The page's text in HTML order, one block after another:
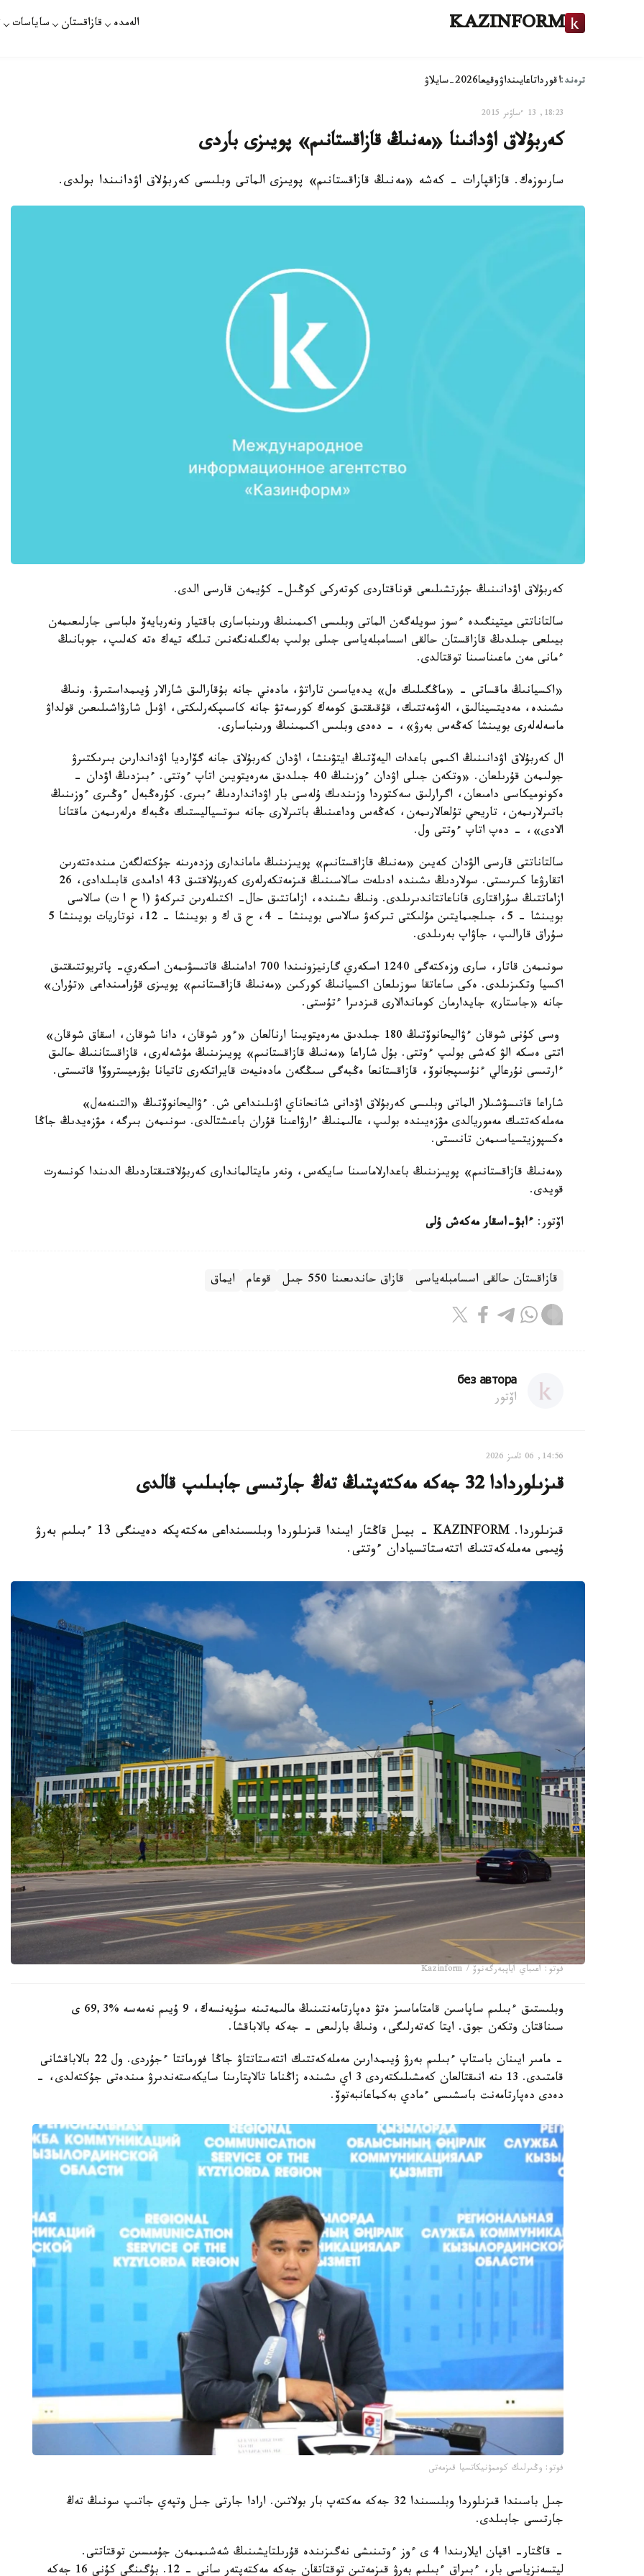
KAZINFORM الەمدە قازاقستان ساياسات
ترەند:اقورداتاعايىنداۋوقيعا2026-سايلاۋ
18:23, 13 ءساۋىر 2015
كەربۇلاق اۋدانىنا «مەنىڭ قازاقستانىم» پويىزى باردى
سارىوزەك. قازاقپارات - كەشە «مەنىڭ قازاقستانىم» پويىزى الماتى وبلىسى كەربۇلاق اۋدانىندا بولدى.
كەربۇلاق اۋدانىنىڭ جۇرتشىلىعى قوناقتاردى كوتەركى كوڭىل- كۇيمەن قارسى الدى.
سالتاناتتى ميتينگىدە ءسوز سويلەگەن الماتى وبلىسى اكىمىنىڭ ورىنباسارى باقتيار ونەربايەۆ ەلباسى جارلىعىمەن
بيىلعى جىلدىڭ قازاقستان حالقى اسسامبلەياسى جىلى بولىپ بەلگىلەنگەنىن تىلگە تيەك ەتە كەلىپ، جوبانىڭ
ءمانى مەن ماعىناسىنا توقتالدى.
«اكسيانىڭ ماقساتى - «ماڭگىلىك ەل» يدەياسىن تاراتۋ، مادەني جانە بۇقارالىق شارالار ۇيىمداستىرۋ. ونىڭ
ىشىندە، مەديتسينالىق، الەۋمەتتىك، قۇقىقتىق كومەك كورسەتۋ جانە كاسىپكەرلىكتى، اۋىل شارۋاشىلىعىن قولداۋ
ماسەلەلەرى بويىنشا كەڭەس بەرۋ»، - دەدى وبلىس اكىمىنىڭ ورىنباسارى.
ال كەربۇلاق اۋدانىنىڭ اكىمى باعدات اليەۆتىڭ ايتۋىنشا، اۋدان كەربۇلاق جانە گۆارديا اۋداندارىن بىرىكتىرۋ
جولىمەن قۇرىلعان. «وتكەن جىلى اۋدان ءوزىنىڭ 40 جىلدىق مەرەيتويىن اتاپ ءوتتى. ءبىزدىڭ اۋدان -
ەكونوميكاسى دامىعان، اگرارلىق سەكتوردا وزىندىك ۇلەسى بار اۋدانداردىڭ ءبىرى. كۇرەڭبەل ءوڭىرى ءوزىنىڭ
باتىرلارىمەن، تاريحي تۇلعالارىمەن، كەڭەس وداعىنىڭ باتىرلارى جانە سوتسياليستىك ەڭبەك ەرلەرىمەن ماقتانا
الادى»، - دەپ اتاپ ءوتتى ول.
سالتاناتتى قارسى الۋدان كەيىن «مەنىڭ قازاقستانىم» پويىزىنىڭ ماماندارى وزدەرىنە جۇكتەلگەن مىندەتتەرىن
اتقارۋعا كىرىستى. سولاردىڭ ىشىندە ادىلەت سالاسىنىڭ قىزمەتكەرلەرى كەربۇلاقتىق 43 ادامدى قابىلدادى، 26
ازاماتتىڭ سۇراقتارى قاناعاتتاندىرىلدى. ونىڭ ىشىندە، ازاماتتىق حال- اكتىلەرىن تىركەۋ (ا ح ا ت) سالاسى
بويىنشا - 5، جىلجىمايتىن مۇلىكتى تىركەۋ سالاسى بويىنشا - 4، ح ق ك و بويىنشا - 12، نوتاريات بويىنشا 5
سۇراق قارالىپ، جاۋاپ بەرىلدى.
سونىمەن قاتار، سارى وزەكتەگى 1240 اسكەري گارنيزونىندا 700 ادامنىڭ قاتىسۋىمەن اسكەري- پاتريوتتىقتىق
اكسيا وتكىزىلدى. ەكى ساعاتقا سوزىلعان اكسيانىڭ كوركىن «مەنىڭ قازاقستانىم» پويىزى قۇرامىنداعى «تۇران»
جانە «جاستار» جايدارمان كوماندالارى قىزدىرا ءتۇستى.
وسى كۇنى شوقان ءۋاليحانوۆتىڭ 180 جىلدىق مەرەيتويىنا ارنالعان «ءور شوقان، دانا شوقان، اسقاق شوقان»
اتتى ەسكە الۋ كەشى بولىپ ءوتتى. بۇل شاراعا «مەنىڭ قازاقستانىم» پويىزىنىڭ مۇشەلەرى، قازاقستاننىڭ حالىق
ءارتىسى نۇرعالي ءنۇسىپجانوۆ، قازاقستانعا ەڭبەگى سىڭگەن مادەنيەت قايراتكەرى تاتيانا بۋرميستروۆا قاتىستى.
شاراعا قاتىسۋشىلار الماتى وبلىسى كەربۇلاق اۋدانى شانحاناي اۋىلىنداعى ش. ءۋاليحانوۆتىڭ «التىنەمەل»
مەملەكەتتىك مەموريالدى مۋزەيىندە بولىپ، عالىمنىڭ ءارۋاعىنا قۇران باعىشتالدى. سونىمەن بىرگە، مۋزەيدىڭ جاڭا
ەكسپوزيتسياسىمەن تانىستى.
«مەنىڭ قازاقستانىم» پويىزىنىڭ باعدارلاماسىنا سايكەس، ونەر مايتالماندارى كەربۇلاقتىقتاردىڭ الدىندا كونسەرت
قويدى.
اۆتور: ءابۋ-اسقار مەكەش ۇلى
قازاقستان حالقى اسسامبلەياسى قازاق حاندىعىنا 550 جىل قوعام ايماق
без автора
اۆتور
14:56, 06 تامىز 2026
قىزىلوردادا 32 جەكە مەكتەپتىڭ تەڭ جارتىسى جابىلىپ قالدى
قىزىلوردا. KAZINFORM - بيىل قاڭتار ايىندا قىزىلوردا وبلىسىنداعى مەكتەپكە دەيىنگى 13 ءبىلىم بەرۋ
ۇيىمى مەملەكەتتىك اتتەستاتسيادان ءوتتى.
فوتو: اعىباي اياپبەرگەنوۆ / Kazinform
وبلىستىق ءبىلىم ساپاسىن قامتاماسىز ەتۋ دەپارتامەنتىنىڭ مالىمەتىنە سۇيەنسەك، 9 ۇيىم نەمەسە %69,3 ى
سىناقتان وتكەن جوق. ايتا كەتەرلىگى، ونىڭ بارلىعى - جەكە بالاباقشا.
- مامىر ايىنان باستاپ ءبىلىم بەرۋ ۇيىمدارىن مەملەكەتتىك اتتەستاتتاۋ جاڭا فورماتتا ءجۇردى. ول 22 بالاباقشانى
قامتىدى. 13 ىنە انىقتالعان كەمشىلىكتەردى 3 اي ىشىندە زاڭناما تالاپتارىنا سايكەستەندىرۋ مىندەتى جۇكتەلدى، -
دەدى دەپارتامەنت باسشىسى ءمادي بەكماعانبەتوۆ.
فوتو: وڭىرلىك كوممۋنيكاتسيا قىزمەتى
جىل باسىندا قىزىلوردا وبلىسىندا 32 جەكە مەكتەپ بار بولاتىن. ارادا جارتى جىل وتپەي جاتىپ سونىڭ تەڭ
جارتىسى جابىلدى.
- قاڭتار- اقپان ايلارىندا 4 ى ءوز ءوتىنىشى نەگىزىندە قۇرىلتايشىنىڭ شەشىمىمەن جۇمىسىن توقتاتتى.
ليتسەنزياسى بار، ءبىراق ءبىلىم بەرۋ قىزمەتىن توقتاتقان جەكە مەكتەپتەر سانى - 12. بۇگىنگى كۇنى 16 جەكە